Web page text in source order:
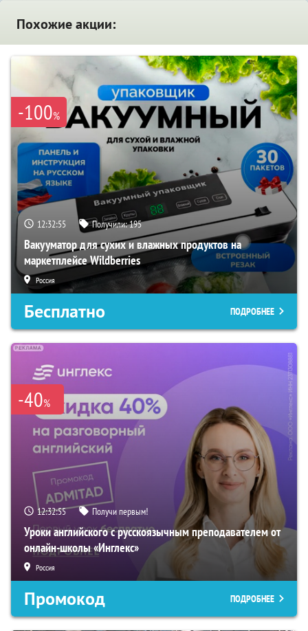
Похожие акции:
-100%
12:32:54 Получили:195
Вакууматор для сухих и влажных продуктов на
маркетплейсе Wildberries
Россия
Бесплатно ПОДРОБНЕЕ
-40%
12:32:54 Получи первым!
Уроки английского с русскоязычным преподавателем от
онлайн-школы «Инглекс»
Россия
Промокод ПОДРОБНЕЕ